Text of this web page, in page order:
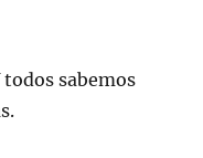
todos sabemos